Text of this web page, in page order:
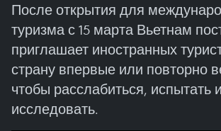
После открытия для
туризма с 15 марта Вьетнам
приглашает иностранных
страну впервые или повторно
чтобы расслабиться, испытать и
исследовать.